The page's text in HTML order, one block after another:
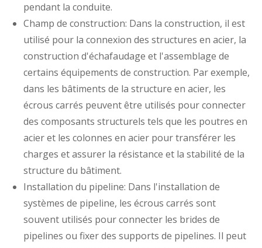
pendant la conduite.
Champ de construction: Dans la construction, il est
utilisé pour la connexion des structures en acier, la
construction d'échafaudage et l'assemblage de
certains équipements de construction. Par exemple,
dans les bâtiments de la structure en acier, les
écrous carrés peuvent être utilisés pour connecter
des composants structurels tels que les poutres en
acier et les colonnes en acier pour transférer les
charges et assurer la résistance et la stabilité de la
structure du bâtiment.
Installation du pipeline: Dans l'installation de
systèmes de pipeline, les écrous carrés sont
souvent utilisés pour connecter les brides de
pipelines ou fixer des supports de pipelines. Il peut